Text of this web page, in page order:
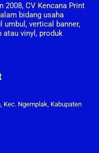
2008, CV Kencana Print
bidang usaha
umbul, vertical banner,
atau vinyl, produk
Kec. Ngemplak, Kabupaten